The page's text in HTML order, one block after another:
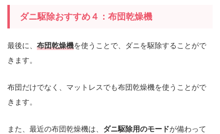
ダニ駆除おすすめ４：布団乾燥機
最後に、 布団乾燥機を使うことで、ダニを駆除することがで
きます。
布団だけでなく、マットレスでも布団乾燥機を使うことがで
きます。
また、最近の布団乾燥機は、 ダニ駆除用のモードが備わって